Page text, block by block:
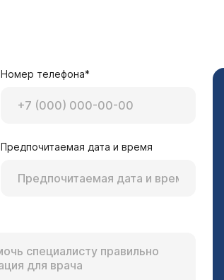
Номер телефона*
Предпочитаемая дата и время